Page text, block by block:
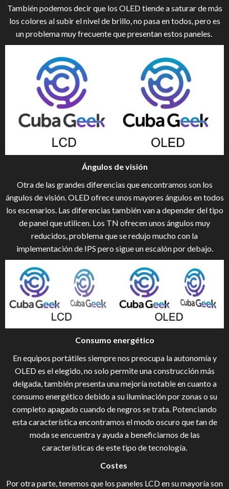
También podemos decir que los OLED tiende a saturar de más
los colores al subir el nivel de brillo, no pasa en todos, pero es
un problema muy frecuente que presentan estos paneles.
Ángulos de visión
Otra de las grandes diferencias que encontramos son los
ángulos de visión. OLED ofrece unos mayores ángulos en todos
los escenarios. Las diferencias también van a depender del tipo
de panel que utilicen. Los TN ofrecen unos ángulos muy
reducidos, problema que se redujo mucho con la
implementación de IPS pero sigue un escalón por debajo.
Consumo energético
En equipos portátiles siempre nos preocupa la autonomía y
OLED es el elegido, no solo permite una construcción más
delgada, también presenta una mejoría notable en cuanto a
consumo energético debido a su iluminación por zonas o su
completo apagado cuando de negros se trata. Potenciando
esta característica encontramos el modo oscuro que tan de
moda se encuentra y ayuda a beneficiarnos de las
características de este tipo de tecnología.
Costes
Por otra parte, tenemos que los paneles LCD en su mayoría son